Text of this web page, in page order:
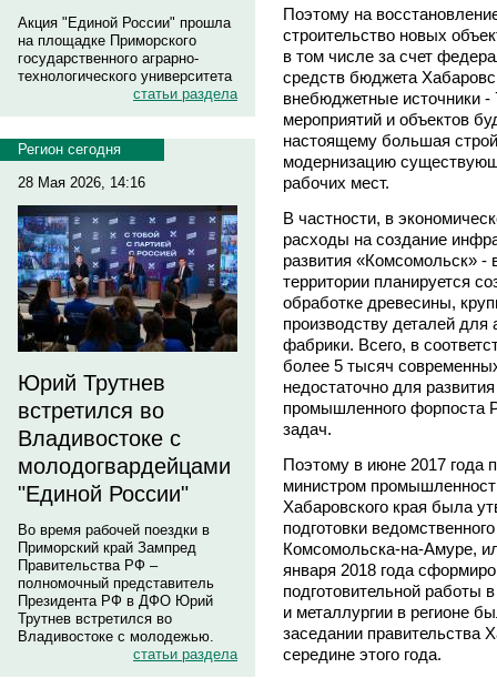
Акция "Единой России" прошла
на площадке Приморского
государственного аграрно-
технологического университета
статьи раздела
Регион сегодня
28 Мая 2026, 14:16
Юрий Трутнев
встретился во
Владивостоке с
молодогвардейцами
"Единой России"
Во время рабочей поездки в
Приморский край Зампред
Правительства РФ –
полномочный представитель
Президента РФ в ДФО Юрий
Трутнев встретился во
Владивостоке с молодежью.
статьи раздела
Поэтому на
строительство новых
в том числе за счет
средств бюджета
внебюджетные источники
мероприятий и объектов
настоящему большая
модернизацию
рабочих мест.
В частности, в
расходы на создание
развития «Комсомольск»
территории планируется
обработке древесины,
производству деталей
фабрики. Всего, в
более 5 тысяч
недостаточно для
промышленного форпоста
задач.
Поэтому в июне 2017 года
министром
Хабаровского края была
подготовки
Комсомольска-на-Амуре,
января 2018 года
подготовительной работы
и металлургии в регионе
заседании правительства
середине этого года.